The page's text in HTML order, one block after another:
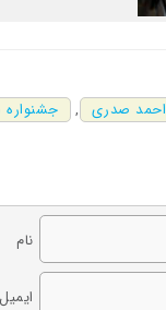
احمد صدری ,
نام
ایمیل